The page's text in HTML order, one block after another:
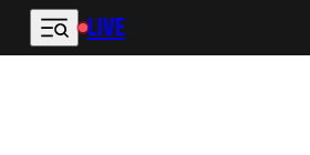
Vai al contenuto principale
LIVE